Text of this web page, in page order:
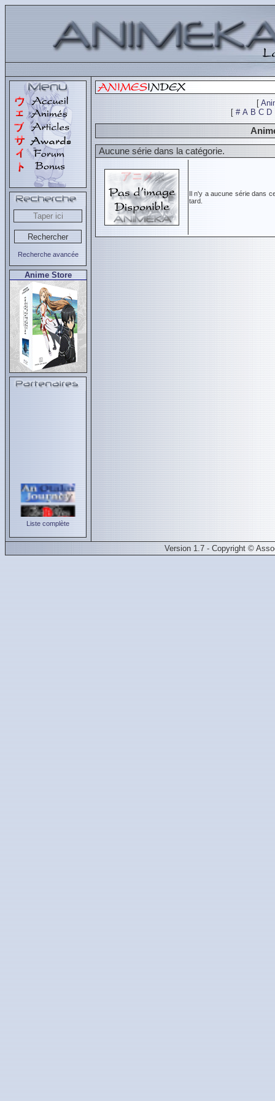
Recherche avancée
Anime Store
Liste complète
[
[ # A B C D
Aucune série dans la catégorie.
Il n'y a aucune série dans
tard.
Version 1.7 - Copyright ©